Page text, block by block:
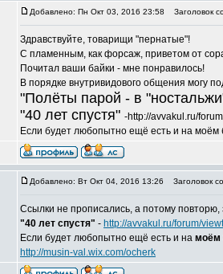
Добавлено: Пн Окт 03, 2016 23:58 Заголовок
Здравствуйте, товарищи "пернатые"!
С пламенным, как форсаж, приветом от
Почитал ваши байки - мне понравилось!
В порядке внутривидового общения могу
"Полёты парой - в
"40 лет спустя" -http://avvakul.ru/
Если будет любопытно ещё есть и на моём
Добавлено: Вт Окт 04, 2016 13:26 Заголовок
Ссылки не прописались, а потому повторю,
"40 лет спустя" - http://avvakul.ru/forum/
Если будет любопытно ещё есть и на моём
http://musin-val.wix.com/ocherk